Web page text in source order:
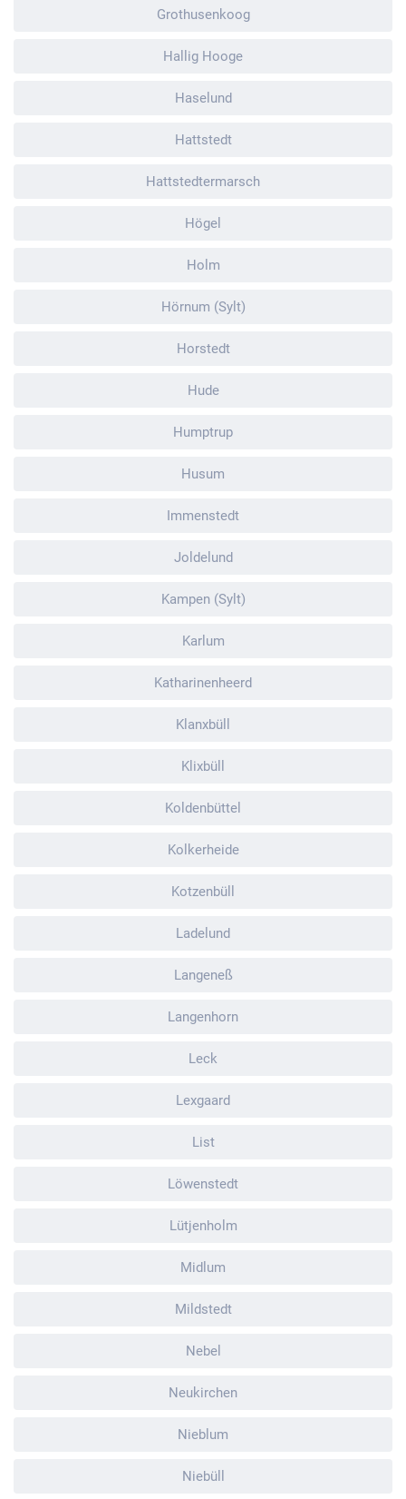
Grothusenkoog
Hallig Hooge
Haselund
Hattstedt
Hattstedtermarsch
Högel
Holm
Hörnum (Sylt)
Horstedt
Hude
Humptrup
Husum
Immenstedt
Joldelund
Kampen (Sylt)
Karlum
Katharinenheerd
Klanxbüll
Klixbüll
Koldenbüttel
Kolkerheide
Kotzenbüll
Ladelund
Langeneß
Langenhorn
Leck
Lexgaard
List
Löwenstedt
Lütjenholm
Midlum
Mildstedt
Nebel
Neukirchen
Nieblum
Niebüll